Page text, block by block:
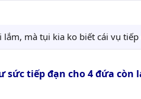
lắm, mà tụi kia ko biết cái vụ
sức tiếp đạn cho 4 đứa